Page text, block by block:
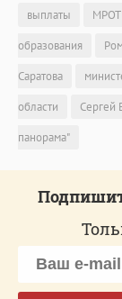
выплаты
МРОТ
образования
Саратова
области
Сергей
панорама"